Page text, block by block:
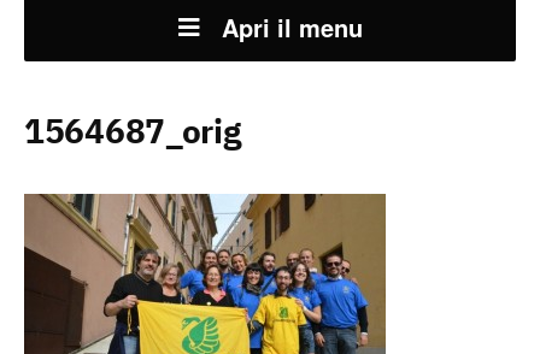
Apri il menu
1564687_orig